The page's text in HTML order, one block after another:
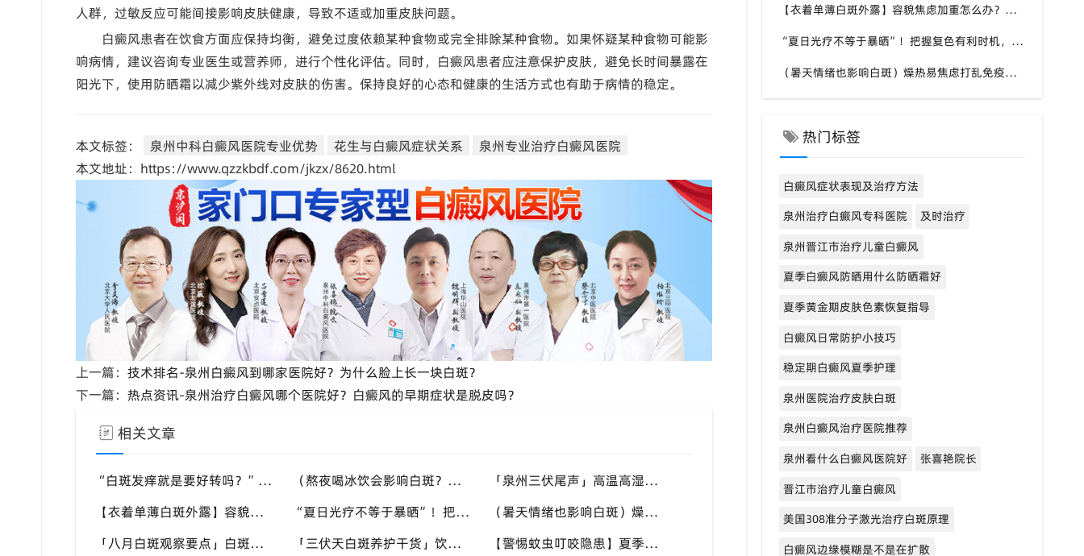
人群，过敏反应可能间接影响皮肤健康，导致不适或加重皮肤问题。
白癜风患者在饮食方面应保持均衡，避免过度依赖某种食物或完全排除某种食物。如果怀疑某种食物可能影
响病情，建议咨询专业医生或营养师，进行个性化评估。同时，白癜风患者应注意保护皮肤，避免长时间暴露在
阳光下，使用防晒霜以减少紫外线对皮肤的伤害。保持良好的心态和健康的生活方式也有助于病情的稳定。
本文标签： 泉州中科白癜风医院专业优势 花生与白癜风症状关系
泉州专业治疗白癜风医院
本文地址：https://www.qzzkbdf.com/jkzx/8620.html
上一篇： 技术排名-泉州白癜风到哪家医院好？为什么脸上长一块白斑？
下一篇： 热点资讯-泉州治疗白癜风哪个医院好？白癜风的早期症状是脱皮吗？
相关文章
“白斑发痒就是要好转吗？” 暑季多种因素会引发白斑瘙痒，福建泉州中科白癜风医院教你分清白斑瘙痒诱因 （熬夜喝冰饮会影响白斑？）夏季不良生活习惯扰乱免疫，福建泉州中科白癜风医院提醒白斑患者做好日常养护
「泉州三伏尾声」高温高湿环境，哪些部位白斑更容易扩散？福建泉州中科白癜风医院盘点夏季白斑高发位置
【衣着单薄白斑外露】容貌焦虑加重怎么办？福建泉州中科白癜风医院助力本地白癜风患者科学应对夏季白斑困扰
“夏日光疗不等于暴晒”！把握复色有利时机，福建泉州中科白癜风医院讲讲白癜风夏季诊疗的注意事项
（暑天情绪也影响白斑）燥热易焦虑打乱免疫，福建泉州中科白癜风医院分享白癜风患者夏季情绪调节小技巧
「八月白斑观察要点」白斑边缘模糊是不是进入进展期？福建泉州中科白癜风医院教你辨别白斑病情变化信号
「三伏天白斑养护干货」饮食作息双调节，减少白斑加重诱因，福建泉州中科白癜风医院为福建白斑群体科普实用知识 【警惕蚊虫叮咬隐患】夏季蚊虫多，抓破皮肤易触发同形反应，福建泉州中科白癜风医院提醒白癜风患者做好防蚊护理
【衣着单薄白斑外露】容貌焦虑加重怎么办？福建泉州中科白癜风医院助力本地白癜风患者科学应对夏季白斑困扰
“夏日光疗不等于暴晒”！把握复色有利时机，福建泉州中科白癜风医院讲讲白癜风夏季诊疗的注意事项
（暑天情绪也影响白斑）燥热易焦虑打乱免疫，福建泉州中科白癜风医院分享白癜风患者夏季情绪调节小技巧
热门标签
白癜风症状表现及治疗方法
泉州治疗白癜风专科医院
及时治疗
泉州晋江市治疗儿童白癜风
夏季白癜风防晒用什么防晒霜好
夏季黄金期皮肤色素恢复指导
白癜风日常防护小技巧
稳定期白癜风夏季护理
泉州医院治疗皮肤白斑
泉州白癜风治疗医院推荐
泉州看什么白癜风医院好
张喜艳院长
晋江市治疗儿童白癜风
美国308准分子激光治疗白斑原理
白癜风边缘模糊是不是在扩散